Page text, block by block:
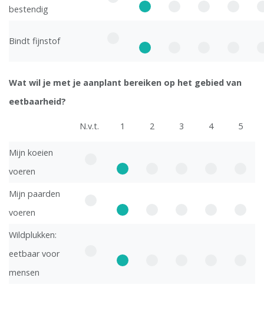
bestendig
Bindt fijnstof
Wat wil je met je aanplant bereiken op het gebied van
eetbaarheid?
N.v.t. 1 2 3 4 5
Mijn koeien
voeren
Mijn paarden
voeren
Wildplukken:
eetbaar voor
mensen